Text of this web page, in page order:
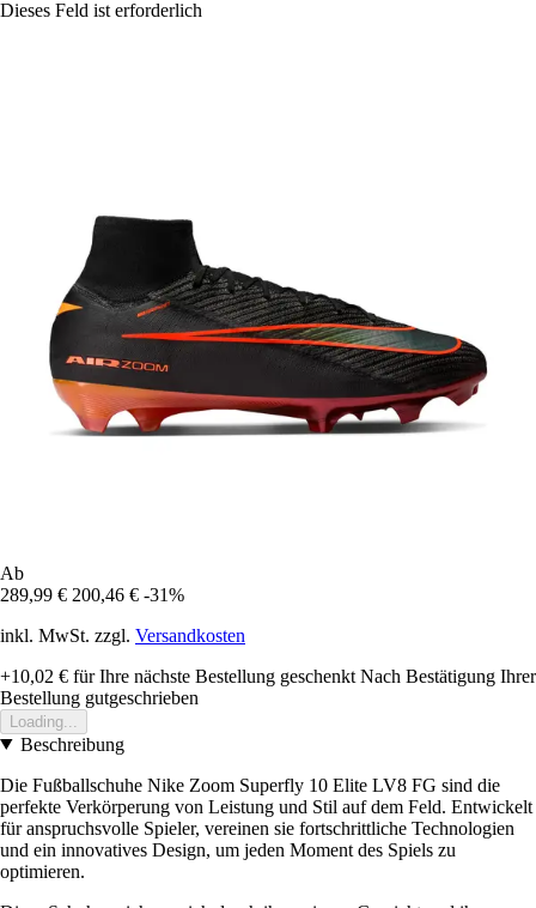
Dieses Feld ist erforderlich
Ab
289,99 € 200,46 € -31%
inkl. MwSt. zzgl. Versandkosten
+10,02 € für Ihre nächste Bestellung geschenkt Nach Bestätigung Ihrer
Bestellung gutgeschrieben
Loading...
Beschreibung
Die Fußballschuhe Nike Zoom Superfly 10 Elite LV8 FG sind die
perfekte Verkörperung von Leistung und Stil auf dem Feld. Entwickelt
für anspruchsvolle Spieler, vereinen sie fortschrittliche Technologien
und ein innovatives Design, um jeden Moment des Spiels zu
optimieren.